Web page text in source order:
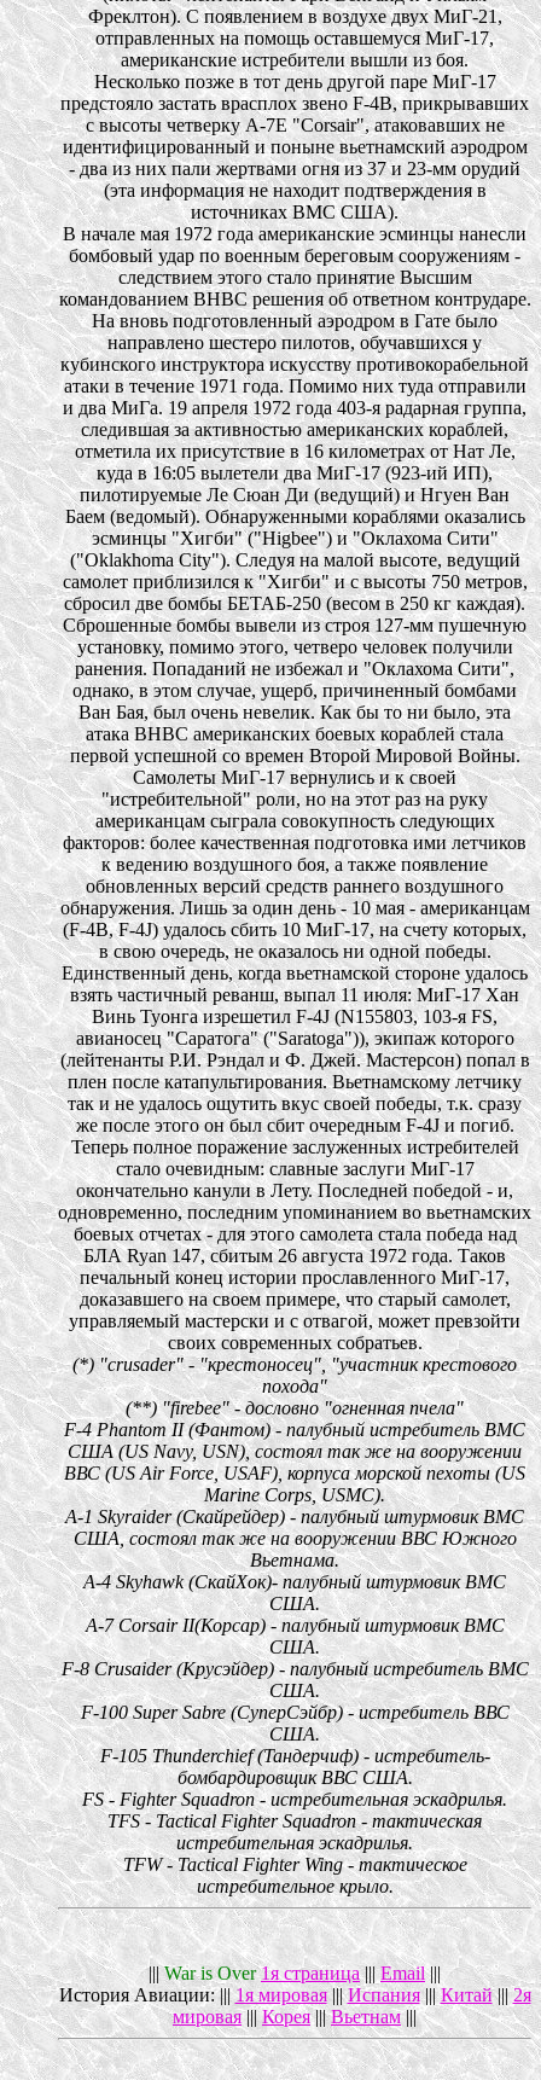
Фреклтон). С появлением в воздухе двух МиГ-21,
отправленных на помощь оставшемуся МиГ-17,
американские истребители вышли из боя.
Несколько позже в тот день другой паре МиГ-17
предстояло застать врасплох звено F-4B, прикрывавших
с высоты четверку А-7Е "Corsair", атаковавших не
идентифицированный и поныне вьетнамский аэродром
- два из них пали жертвами огня из 37 и 23-мм орудий
(эта информация не находит подтверждения в
источниках ВМС США).
В начале мая 1972 года американские эсминцы нанесли
бомбовый удар по военным береговым сооружениям -
следствием этого стало принятие Высшим
командованием ВНВС решения об ответном контрударе.
На вновь подготовленный аэродром в Гате было
направлено шестеро пилотов, обучавшихся у
кубинского инструктора искусству противокорабельной
атаки в течение 1971 года. Помимо них туда отправили
и два МиГа. 19 апреля 1972 года 403-я радарная группа,
следившая за активностью американских кораблей,
отметила их присутствие в 16 километрах от Нат Ле,
куда в 16:05 вылетели два МиГ-17 (923-ий ИП),
пилотируемые Ле Сюан Ди (ведущий) и Нгуен Ван
Баем (ведомый). Обнаруженными кораблями оказались
эсминцы "Хигби" ("Higbee") и "Оклахома Сити"
("Oklakhoma City"). Следуя на малой высоте, ведущий
самолет приблизился к "Хигби" и с высоты 750 метров,
сбросил две бомбы БЕТАБ-250 (весом в 250 кг каждая).
Сброшенные бомбы вывели из строя 127-мм пушечную
установку, помимо этого, четверо человек получили
ранения. Попаданий не избежал и "Оклахома Сити",
однако, в этом случае, ущерб, причиненный бомбами
Ван Бая, был очень невелик. Как бы то ни было, эта
атака ВНВС американских боевых кораблей стала
первой успешной со времен Второй Мировой Войны.
Самолеты МиГ-17 вернулись и к своей
"истребительной" роли, но на этот раз на руку
американцам сыграла совокупность следующих
факторов: более качественная подготовка ими летчиков
к ведению воздушного боя, а также появление
обновленных версий средств раннего воздушного
обнаружения. Лишь за один день - 10 мая - американцам
(F-4B, F-4J) удалось сбить 10 МиГ-17, на счету которых,
в свою очередь, не оказалось ни одной победы.
Единственный день, когда вьетнамской стороне удалось
взять частичный реванш, выпал 11 июля: МиГ-17 Хан
Винь Туонга изрешетил F-4J (N155803, 103-я FS,
авианосец "Саратога" ("Saratoga")), экипаж которого
(лейтенанты Р.И. Рэндал и Ф. Джей. Мастерсон) попал в
плен после катапультирования. Вьетнамскому летчику
так и не удалось ощутить вкус своей победы, т.к. сразу
же после этого он был сбит очередным F-4J и погиб.
Теперь полное поражение заслуженных истребителей
стало очевидным: славные заслуги МиГ-17
окончательно канули в Лету. Последней победой - и,
одновременно, последним упоминанием во вьетнамских
боевых отчетах - для этого самолета стала победа над
БЛА Ryan 147, сбитым 26 августа 1972 года. Таков
печальный конец истории прославленного МиГ-17,
доказавшего на своем примере, что старый самолет,
управляемый мастерски и с отвагой, может превзойти
своих современных собратьев.
(*) "crusader" - "крестоносец", "участник крестового
похода"
(**) "firebee" - дословно "огненная пчела"
F-4 Phantom II (Фантом) - палубный истребитель ВМС
США (US Navy, USN), состоял так же на вооружении
ВВС (US Air Force, USAF), корпуса морской пехоты (US
Marine Corps, USMC).
A-1 Skyraider (Скайрейдер) - палубный штурмовик ВМС
США, состоял так же на вооружении ВВС Южного
Вьетнама.
A-4 Skyhawk (СкайХок)- палубный штурмовик ВМС
США.
А-7 Corsair II(Корсар) - палубный штурмовик ВМС
США.
F-8 Crusaider (Крусэйдер) - палубный истребитель ВМС
США.
F-100 Super Sabre (СуперСэйбр) - истребитель ВВС
США.
F-105 Thunderchief (Тандерчиф) - истребитель-
бомбардировщик ВВС США.
FS - Fighter Squadron - истребительная эскадрилья.
TFS - Tactical Fighter Squadron - тактическая
истребительная эскадрилья.
TFW - Tactical Fighter Wing - тактическое
истребительное крыло.
|||War is Over 1я страница||| Email|||
История Авиации: |||1я мировая|||Испания|||Китай||| 2я
мировая|||Корея|||Вьетнам|||